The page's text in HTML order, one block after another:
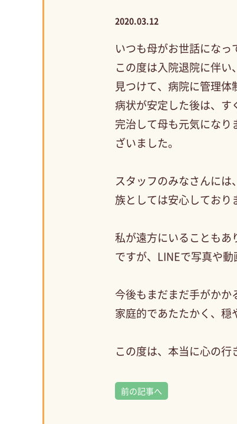
2020.03.12
いつも母がお世話になっ
この度は入院退院に伴
見つけて、病院に管理体
病状が安定した後は、す
完治して母も元気にな
ざいました。
スタッフのみなさんに
族としては安心しており
私が遠方にいることもあ
ですが、LINEで写真や
今後もまだまだ手がかか
家庭的であたたかく、穏
この度は、本当に心の行
前の記事へ